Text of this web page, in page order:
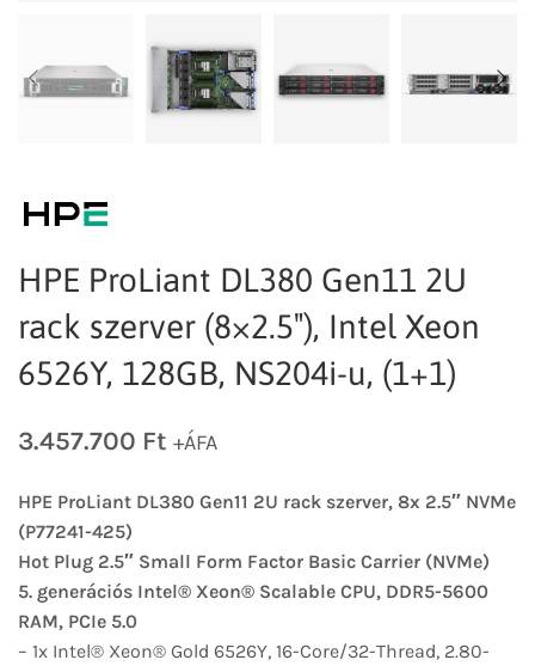
HPE ProLiant DL380 Gen11 2U
rack szerver (8×2.5″), Intel Xeon
6526Y, 128GB, NS204i-u, (1+1)
3.457.700 Ft +ÁFA
HPE ProLiant DL380 Gen11 2U rack szerver, 8x 2.5″ NVMe
(P77241-425)
Hot Plug 2.5″ Small Form Factor Basic Carrier (NVMe)
5. generációs Intel® Xeon® Scalable CPU, DDR5-5600
RAM, PCIe 5.0
– 1x Intel® Xeon® Gold 6526Y, 16-Core/32-Thread, 2.80-